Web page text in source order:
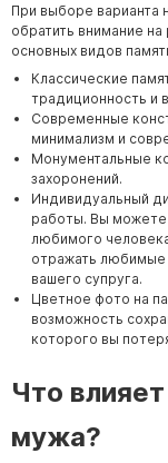
При выборе варианта
обратить внимание
основных видов
Классические
традиционность и
Современные
минимализм и
Монументальные
захоронений.
Индивидуальный
работы. Вы
любимого
отражать любимые
вашего супруга.
Цветное фото на
возможность
которого вы
Что
мужа?